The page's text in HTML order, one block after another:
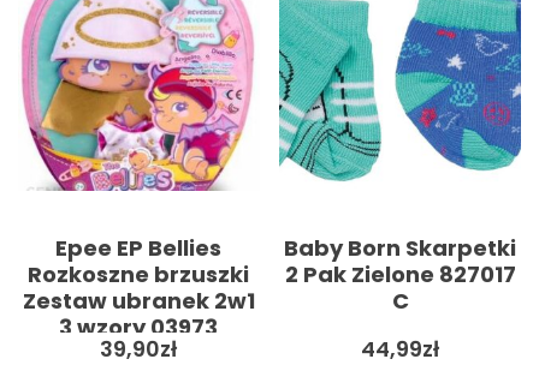
Epee EP Bellies
Rozkoszne brzuszki
Zestaw ubranek 2w1
3 wzory 03973
39,90zł
Baby Born Skarpetki
2 Pak Zielone 827017
C
44,99zł